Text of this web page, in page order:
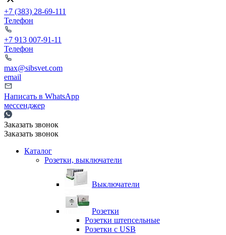
+7 (383) 28-69-111
Телефон
+7 913 007-91-11
Телефон
max@sibsvet.com
email
Написать в WhatsApp
мессенджер
Заказать звонок
Заказать звонок
Каталог
Розетки, выключатели
Выключатели
Розетки
Розетки штепсельные
Розетки с USB